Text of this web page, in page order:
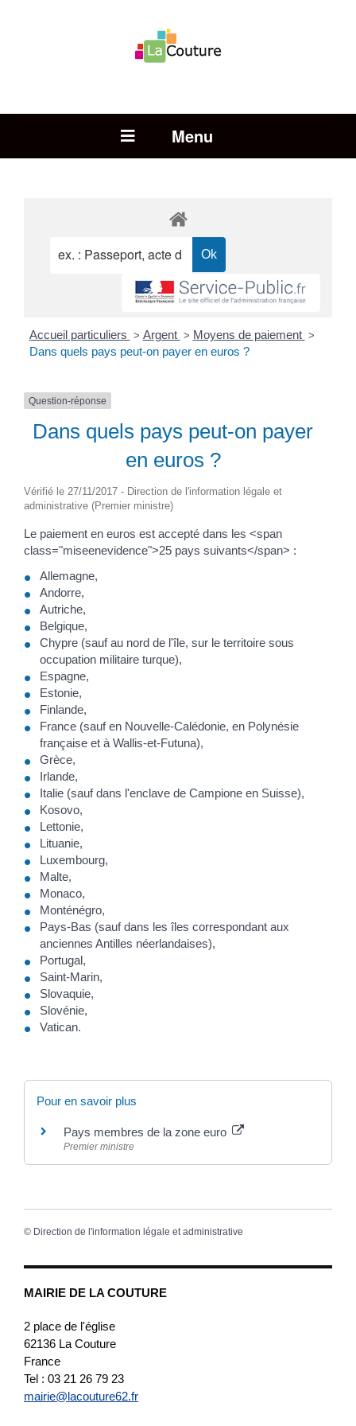
Open Menu
MAIRIE DE LA COUTURE
2 place de l'église
62136 La Couture
France
Tel : 03 21 26 79 23
mairie@lacouture62.fr
Accueil particuliers > Argent > Moyens de paiement >
Dans quels pays peut-on payer en euros ?
Question-réponse
Dans quels pays peut-on payer
en euros ?
Vérifié le 27/11/2017 - Direction de l'information légale et
administrative (Premier ministre)
Le paiement en euros est accepté dans les <span
class="miseenevidence">25 pays suivants</span> :
Allemagne,
Andorre,
Autriche,
Belgique,
Chypre (sauf au nord de l'île, sur le territoire sous
occupation militaire turque),
Espagne,
Estonie,
Finlande,
France (sauf en Nouvelle-Calédonie, en Polynésie
française et à Wallis-et-Futuna),
Grèce,
Irlande,
Italie (sauf dans l'enclave de Campione en Suisse),
Kosovo,
Lettonie,
Lituanie,
Luxembourg,
Malte,
Monaco,
Monténégro,
Pays-Bas (sauf dans les îles correspondant aux
anciennes Antilles néerlandaises),
Portugal,
Saint-Marin,
Slovaquie,
Slovénie,
Vatican.
Pour en savoir plus
Pays membres de la zone euro
Premier ministre
© Direction de l'information légale et administrative